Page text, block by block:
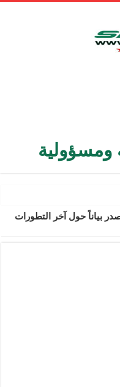
ومسؤولية
اللاذقية تضم 9 جثامين
في سوريا
بياناً حول آخر التطورات